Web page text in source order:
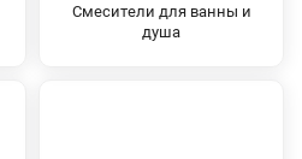
Смесители для ванны и
душа